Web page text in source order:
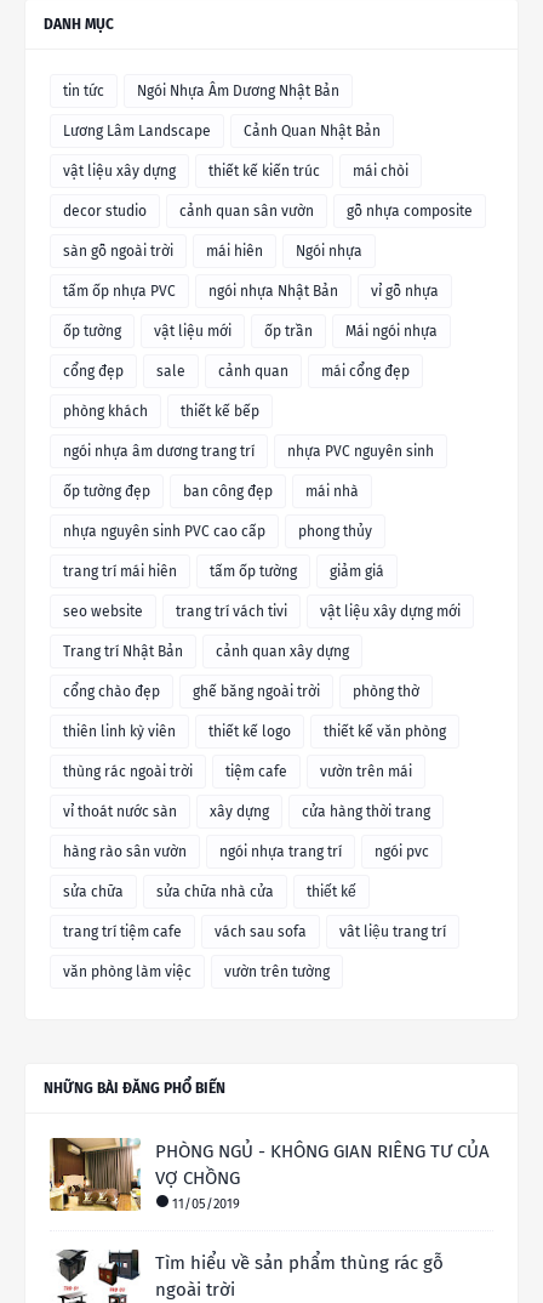
DANH MỤC
tin tức Ngói Nhựa Âm Dương Nhật Bản
Lương Lâm Landscape Cảnh Quan Nhật Bản
vật liệu xây dựng thiết kế kiến trúc mái chòi
decor studio cảnh quan sân vườn gỗ nhựa composite
sàn gỗ ngoài trời mái hiên Ngói nhựa
tấm ốp nhựa PVC ngói nhựa Nhật Bản vỉ gỗ nhựa
ốp tường vật liệu mới ốp trần Mái ngói nhựa
cổng đẹp sale cảnh quan mái cổng đẹp
phòng khách thiết kế bếp
ngói nhựa âm dương trang trí nhựa PVC nguyên sinh
ốp tường đẹp ban công đẹp mái nhà
nhựa nguyên sinh PVC cao cấp phong thủy
trang trí mái hiên tấm ốp tường giảm giá
seo website trang trí vách tivi vật liệu xây dựng mới
Trang trí Nhật Bản cảnh quan xây dựng
cổng chào đẹp ghế băng ngoài trời phòng thờ
thiên linh kỳ viên thiết kế logo thiết kế văn phòng
thùng rác ngoài trời tiệm cafe vườn trên mái
vỉ thoát nước sàn xây dựng cửa hàng thời trang
hàng rào sân vườn ngói nhựa trang trí ngói pvc
sửa chữa sửa chữa nhà cửa thiết kế
trang trí tiệm cafe vách sau sofa vât liệu trang trí
văn phòng làm việc vườn trên tường
NHỮNG BÀI ĐĂNG PHỔ BIẾN
PHÒNG NGỦ - KHÔNG GIAN RIÊNG TƯ CỦA
VỢ CHỒNG
11/05/2019
Tìm hiểu về sản phẩm thùng rác gỗ
ngoài trời